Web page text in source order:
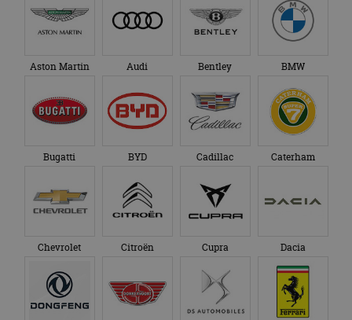
Aston Martin Audi Bentley BMW
Bugatti BYD Cadillac Caterham
Chevrolet Citroën Cupra Dacia
maand
gebruikt door
Google Analytics
om de sessiestatus
te behouden.
eindgebruiker heeft
gezien voordat hij de
genoemde website
bezocht.